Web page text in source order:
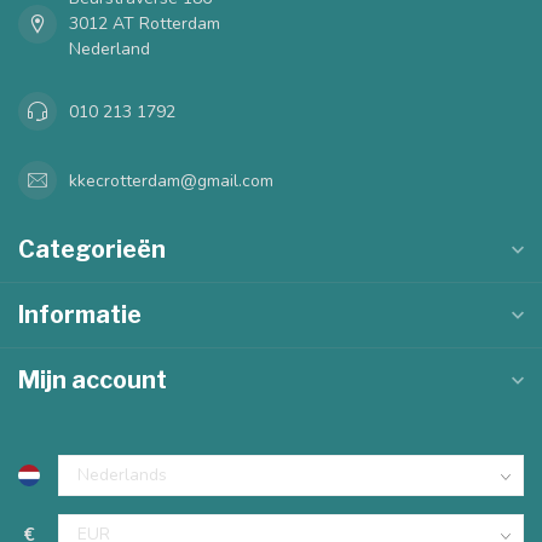
3012 AT Rotterdam
Nederland
010 213 1792
kkecrotterdam@gmail.com
Categorieën
Informatie
Mijn account
€